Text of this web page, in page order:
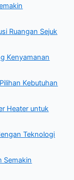
Ruangan Sejuk
Kenyamanan
Kebutuhan
Heater untuk
Teknologi
Semakin